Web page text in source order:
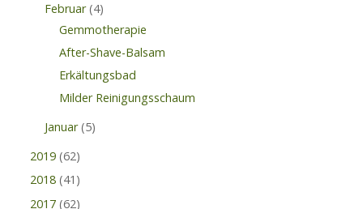
Februar (4)
Gemmotherapie
After-Shave-Balsam
Erkältungsbad
Milder Reinigungsschaum
Januar (5)
2019 (62)
2018 (41)
2017 (62)